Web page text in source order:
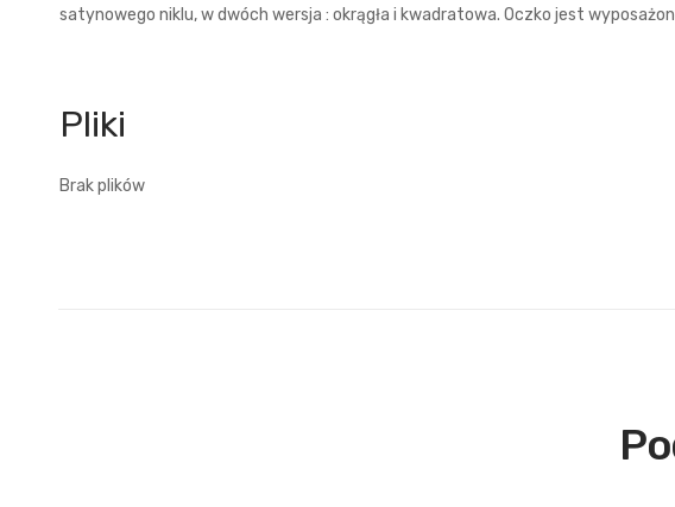
satynowego niklu, w dwóch wersja : okrągła i kwadratowa. Oczko jest
Brak plików